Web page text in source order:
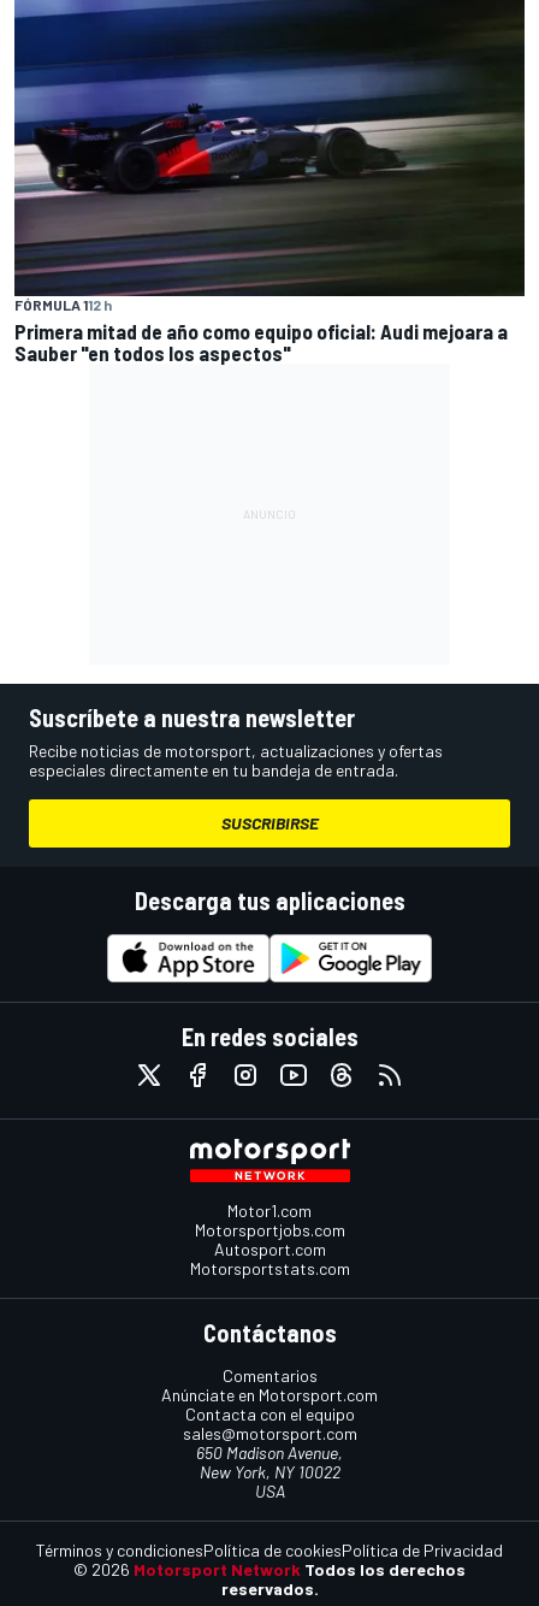
FÓRMULA 112 h
Primera mitad de año como equipo oficial: Audi mejoara a
Sauber "en todos los aspectos"
Suscríbete a nuestra newsletter
Recibe noticias de motorsport, actualizaciones y ofertas
especiales directamente en tu bandeja de entrada.
SUSCRIBIRSE
Descarga tus aplicaciones
En redes sociales
Motor1.com
Motorsportjobs.com
Autosport.com
Motorsportstats.com
Contáctanos
Comentarios
Anúnciate en Motorsport.com
Contacta con el equipo
sales@motorsport.com
650 Madison Avenue,
New York, NY 10022
USA
© 2026 Motorsport Network Todos los derechos
reservados.
Términos y condicionesPolítica de cookiesPolítica de Privacidad